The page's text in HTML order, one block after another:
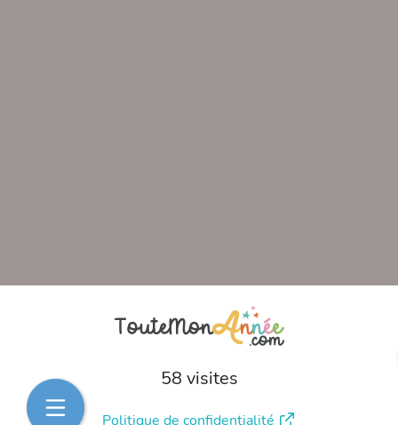
58 visites
Politique de confidentialité